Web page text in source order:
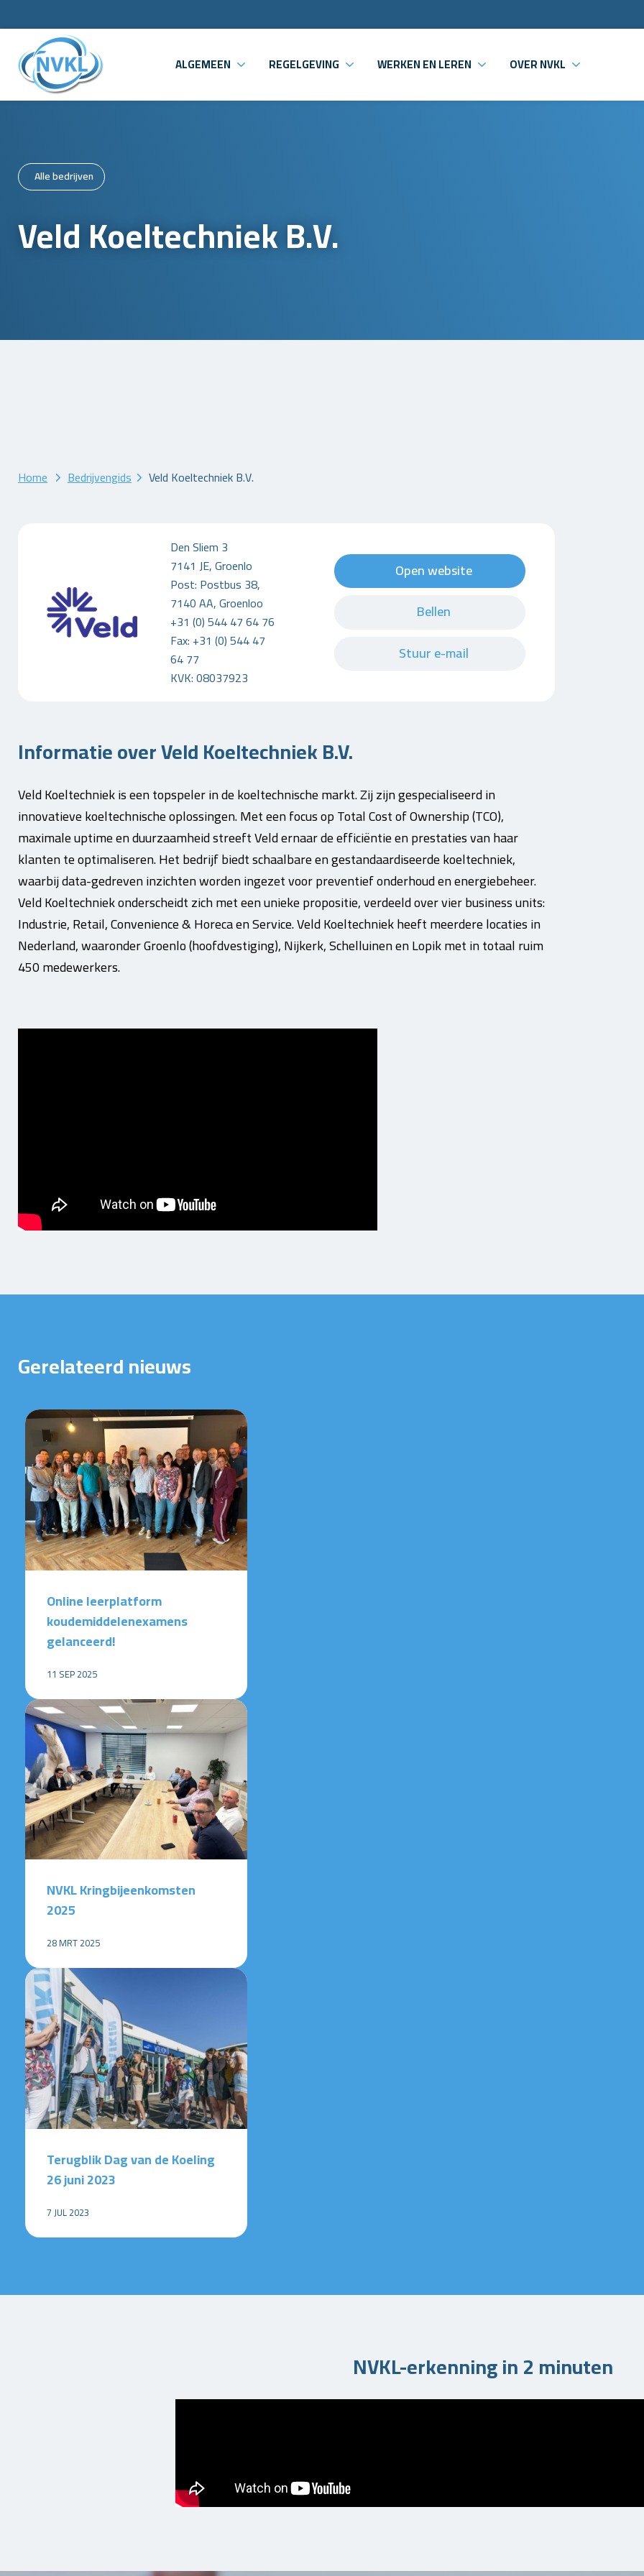
ALGEMEEN REGELGEVING WERKEN EN LEREN OVER NVKL
Alle bedrijven
Veld Koeltechniek B.V.
Home Bedrijvengids Veld Koeltechniek B.V.
Den Sliem 3
7141 JE, Groenlo
Post: Postbus 38,
7140 AA, Groenloo
+31 (0) 544 47 64 76
Fax: +31 (0) 544 47
64 77
KVK: 08037923
Open website
Bellen
Stuur e-mail
Informatie over Veld Koeltechniek B.V.
Veld Koeltechniek is een topspeler in de koeltechnische markt. Zij zijn gespecialiseerd in
innovatieve koeltechnische oplossingen. Met een focus op Total Cost of Ownership (TCO),
maximale uptime en duurzaamheid streeft Veld ernaar de efficiëntie en prestaties van haar
klanten te optimaliseren. Het bedrijf biedt schaalbare en gestandaardiseerde koeltechniek,
waarbij data-gedreven inzichten worden ingezet voor preventief onderhoud en energiebeheer.
Veld Koeltechniek onderscheidt zich met een unieke propositie, verdeeld over vier business units:
Industrie, Retail, Convenience & Horeca en Service. Veld Koeltechniek heeft meerdere locaties in
Nederland, waaronder Groenlo (hoofdvestiging), Nijkerk, Schelluinen en Lopik met in totaal ruim
450 medewerkers.
Gerelateerd nieuws
Online leerplatform
koudemiddelenexamens
gelanceerd!
11 SEP 2025
NVKL Kringbijeenkomsten
2025
28 MRT 2025
Terugblik Dag van de Koeling
26 juni 2023
7 JUL 2023
NVKL-erkenning in 2 minuten